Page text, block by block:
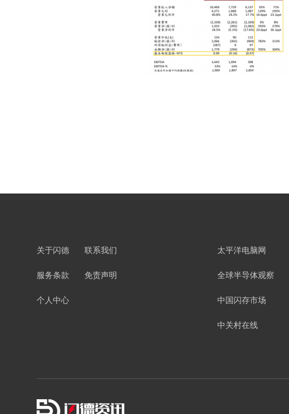
关于闪德 联系我们
服务条款 免责声明
个人中心
太平洋电脑网
全球半导体观察
中国闪存市场
中关村在线